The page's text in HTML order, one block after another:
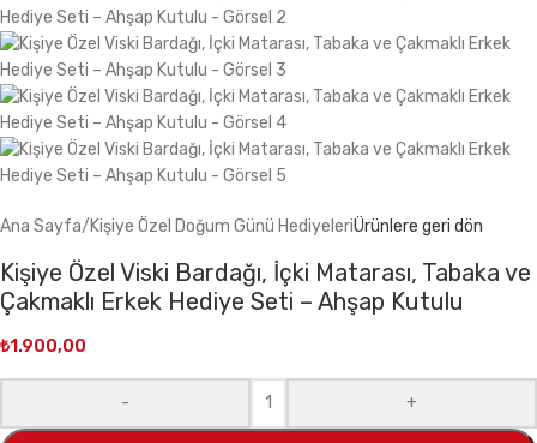
Ana Sayfa/Kişiye Özel Doğum Günü HediyeleriÜrünlere geri dön
Kişiye Özel Viski Bardağı, İçki Matarası, Tabaka ve
Çakmaklı Erkek Hediye Seti – Ahşap Kutulu
₺1.900,00
- +